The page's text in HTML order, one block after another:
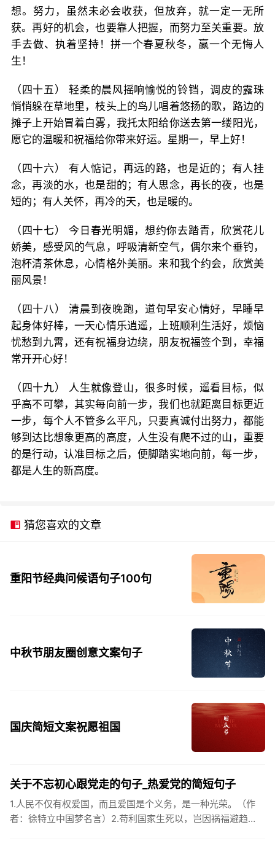
想。努力，虽然未必会收获，但放弃，就一定一无所
获。再好的机会，也要靠人把握，而努力至关重要。放
手去做、执着坚持！拼一个春夏秋冬，赢一个无悔人
生！
（四十五） 轻柔的晨风摇响愉悦的铃铛，调皮的露珠
悄悄躲在草地里，枝头上的鸟儿唱着悠扬的歌，路边的
摊子上开始冒着白雾，我托太阳给你送去第一缕阳光，
愿它的温暖和祝福给你带来好运。星期一，早上好！
（四十六） 有人惦记，再远的路，也是近的；有人挂
念，再淡的水，也是甜的；有人思念，再长的夜，也是
短的；有人关怀，再冷的天，也是暖的。
（四十七） 今日春光明媚，想约你去踏青，欣赏花儿
娇美，感受风的气息，呼吸清新空气，偶尔来个垂钓，
泡杯清茶休息，心情格外美丽。来和我个约会，欣赏美
丽风景！
（四十八） 清晨到夜晚跑，道句早安心情好，早睡早
起身体好棒，一天心情乐逍遥，上班顺利生活好，烦恼
忧愁到九霄，还有祝福身边绕，朋友祝福签个到，幸福
常开开心好！
（四十九） 人生就像登山，很多时候，遥看目标，似
乎高不可攀，其实每向前一步，我们也就距离目标更近
一步，每个人不管多么平凡，只要真诚付出努力，都能
够到达比想象更高的高度，人生没有爬不过的山，重要
的是行动，认准目标之后，便脚踏实地向前，每一步，
都是人生的新高度。
猜您喜欢的文章
重阳节经典问候语句子100句
中秋节朋友圈创意文案句子
国庆简短文案祝愿祖国
关于不忘初心跟党走的句子_热爱党的简短句子
1.人民不仅有权爱国，而且爱国是个义务，是一种光荣。（作
者：徐特立中国梦名言）2.苟利国家生死以，岂因祸福避趋